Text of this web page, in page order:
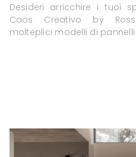
Desideri arricchire i tuoi
Caos Creativo by
molteplici modelli di